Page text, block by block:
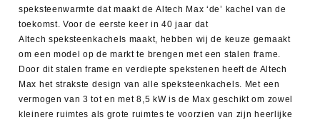
speksteenwarmte dat maakt de Altech Max ‘de’ kachel van de
toekomst. Voor de eerste keer in 40 jaar dat
Altech speksteenkachels maakt, hebben wij de keuze gemaakt
om een model op de markt te brengen met een stalen frame.
Door dit stalen frame en verdiepte spekstenen heeft de Altech
Max het strakste design van alle speksteenkachels. Met een
vermogen van 3 tot en met 8,5 kW is de Max geschikt om zowel
kleinere ruimtes als grote ruimtes te voorzien van zijn heerlijke